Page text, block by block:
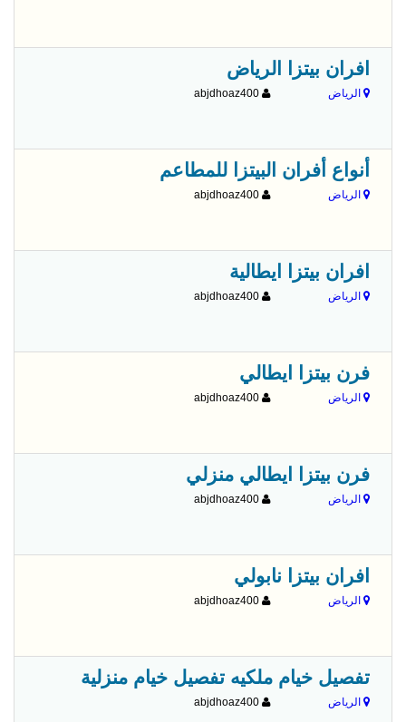
افران بيتزا الرياض
الرياض
أنواع أفران البيتزا للمطاعم
الرياض
افران بيتزا ايطالية
الرياض
فرن بيتزا ايطالي
الرياض
فرن بيتزا ايطالي منزلي
الرياض
افران بيتزا نابولي
الرياض
تفصيل خيام ملكيه تفصيل خيام منزلية
الرياض